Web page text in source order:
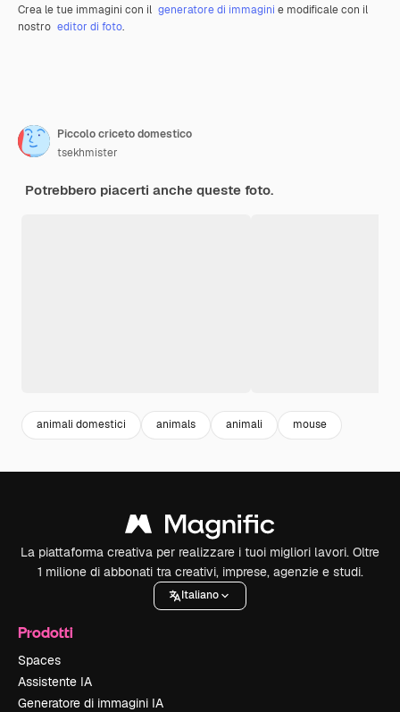
Crea le tue immagini con il generatore di immagini e modificale con il
nostro editor di foto.
Piccolo criceto domestico
tsekhmister
Potrebbero piacerti anche queste foto.
animali domestici animals animali mouse
La piattaforma creativa per realizzare i tuoi migliori lavori. Oltre
1 milione di abbonati tra creativi, imprese, agenzie e studi.
Italiano
Prodotti
Spaces
Assistente IA
Generatore di immagini IA